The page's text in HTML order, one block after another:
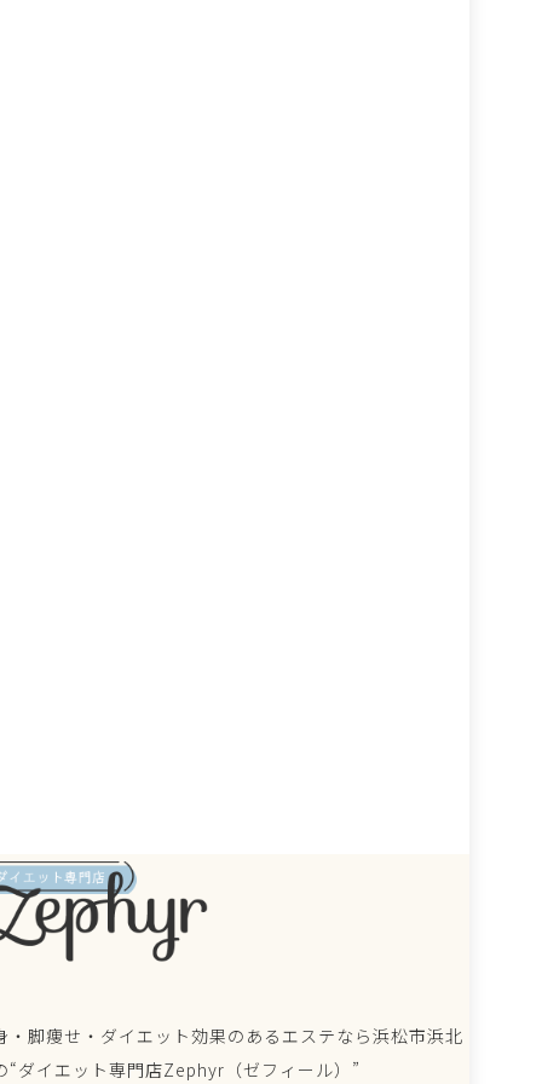
・脚痩せ・ダイエット効果のあるエステなら浜松市浜北
“ダイエット専門店Zephyr（ゼフィール）”